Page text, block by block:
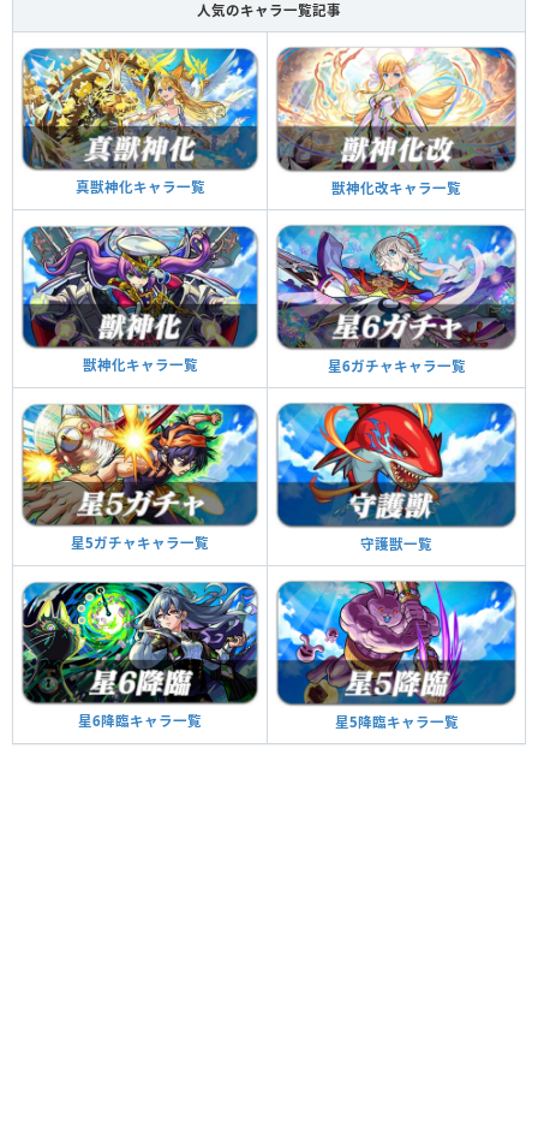
人気のキャラ一覧記事
真獣神化キャラ一覧 獣神化改キャラ一覧
獣神化キャラ一覧 星6ガチャキャラ一覧
星5ガチャキャラ一覧 守護獣一覧
星6降臨キャラ一覧 星5降臨キャラ一覧